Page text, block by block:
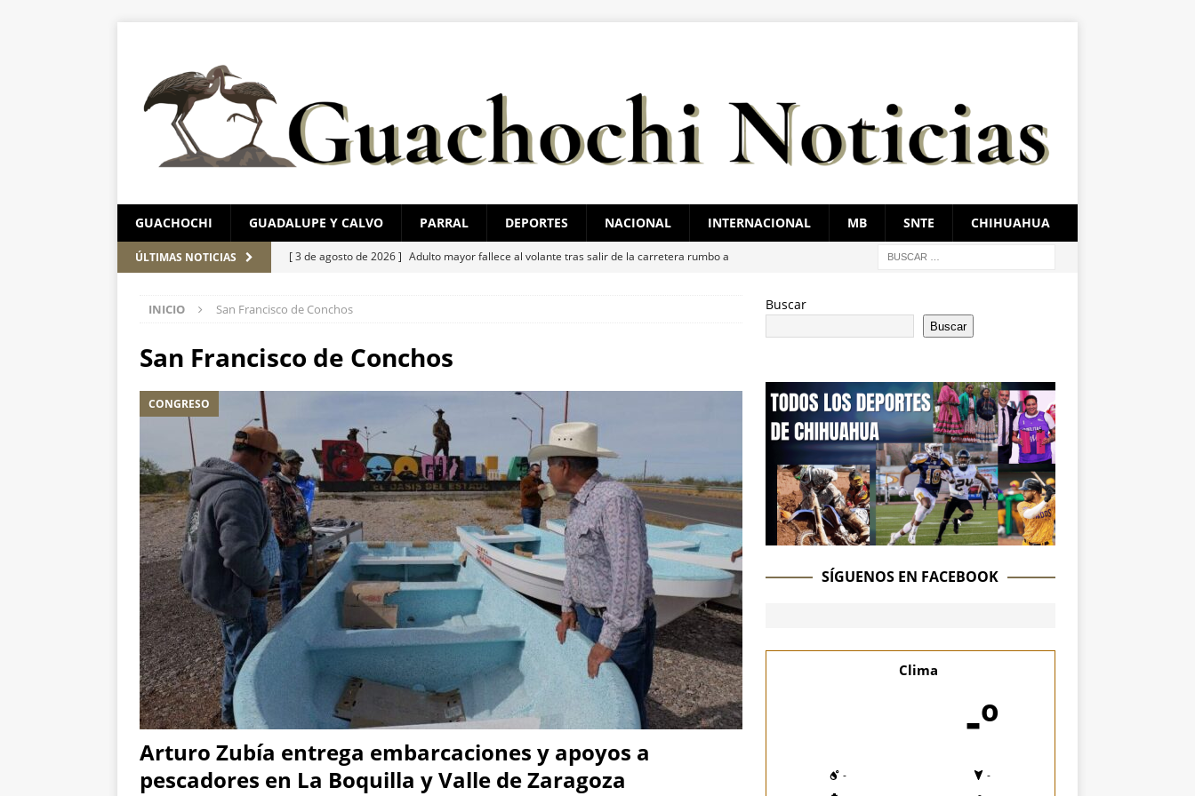
GUACHOCHI GUADALUPE Y CALVO PARRAL DEPORTES NACIONAL INTERNACIONAL MB SNTE CHIHUAHUA
ÚLTIMAS NOTICIAS [ 3 de agosto de 2026 ] Adulto mayor fallece al volante tras salir de la carretera rumbo a
[ 3 de agosto de 2026 ]
México en Chihuahua
CHIHUAHUA MARCO BONILLA
ESTATAL
[ 3 de agosto de 2026 ]
Localizan cuerpo enterrado en la colonia División del Norte
ESTATAL
[ 3 de agosto de 2026 ] Inaugura SPyCI programa Kuira Bá Chihuahua en Plaza de
Armas
ESTATAL
INICIO San Francisco de Conchos
San Francisco de Conchos
CONGRESO
Arturo Zubía entrega embarcaciones y apoyos a
pescadores en La Boquilla y Valle de Zaragoza
Buscar
Buscar
SÍGUENOS EN FACEBOOK
Clima
-º
-
-